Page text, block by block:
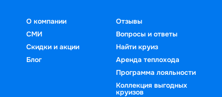
О компании
СМИ
Скидки и акции
Блог
Отзывы
Вопросы и ответы
Найти круиз
Аренда теплохода
Программа лояльности
Коллекция выгодных
круизов